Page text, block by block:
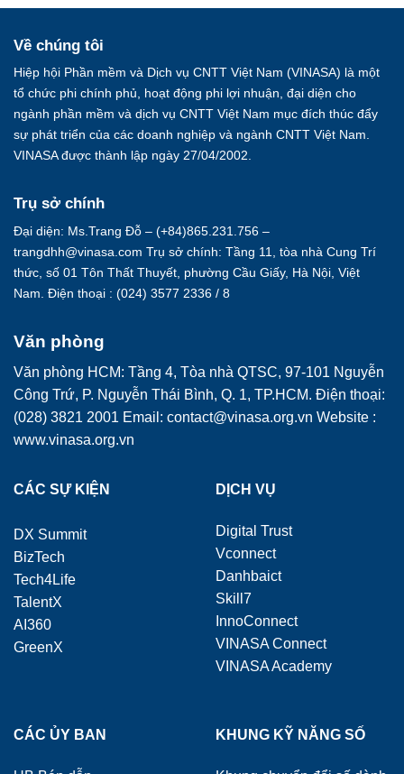
Về chúng tôi
Hiệp hội Phần mềm và Dịch vụ CNTT Việt Nam (VINASA) là một
tổ chức phi chính phủ, hoạt động phi lợi nhuận, đại diện cho
ngành phần mềm và dịch vụ CNTT Việt Nam mục đích thúc đẩy
sự phát triển của các doanh nghiệp và ngành CNTT Việt Nam.
VINASA được thành lập ngày 27/04/2002.
Trụ sở chính
Đại diện: Ms.Trang Đỗ – (+84)865.231.756 –
trangdhh@vinasa.com Trụ sở chính: Tầng 11, tòa nhà Cung Trí
thức, số 01 Tôn Thất Thuyết, phường Cầu Giấy, Hà Nội, Việt
Nam. Điện thoại : (024) 3577 2336 / 8
Văn phòng
Văn phòng HCM: Tầng 4, Tòa nhà QTSC, 97-101 Nguyễn
Công Trứ, P. Nguyễn Thái Bình, Q. 1, TP.HCM. Điện thoại:
(028) 3821 2001 Email: contact@vinasa.org.vn Website :
www.vinasa.org.vn
CÁC SỰ KIỆN
DX Summit
BizTech
Tech4Life
TalentX
AI360
GreenX
DỊCH VỤ
Digital Trust
Vconnect
Danhbaict
Skill7
InnoConnect
VINASA Connect
VINASA Academy
CÁC ỦY BAN KHUNG KỸ NĂNG SỐ